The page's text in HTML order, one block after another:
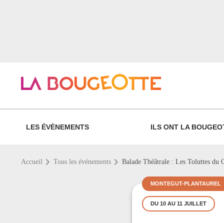
LES ÉVÈNEMENTS ILS ONT LA
Accueil Tous les événements Balade Théâtrale : Les Toluttes du
MONTEGUT-PLANTAUREL
DU 10 AU 11 JUILLET